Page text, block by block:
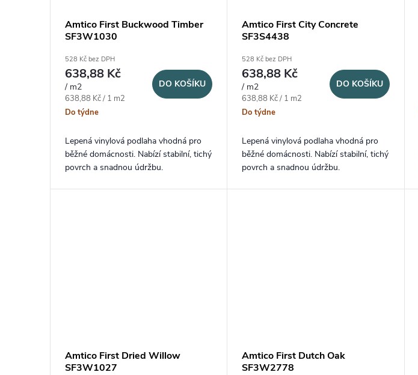
Amtico First Buckwood Timber
SF3W1030
528 Kč bez DPH
638,88 Kč
/ m2
Měrná cena:
638,88 Kč / 1 m2
Do týdne
DO KOŠÍKU
Lepená vinylová podlaha vhodná pro
běžné domácnosti. Nabízí stabilní, tichý
povrch a snadnou údržbu.
Amtico First City Concrete
SF3S4438
528 Kč bez DPH
638,88 Kč
/ m2
Měrná cena:
638,88 Kč / 1 m2
Do týdne
DO KOŠÍKU
Lepená vinylová podlaha vhodná pro
běžné domácnosti. Nabízí stabilní, tichý
povrch a snadnou údržbu.
Amtico First Dried Willow
SF3W1027
Amtico First Dutch Oak
SF3W2778